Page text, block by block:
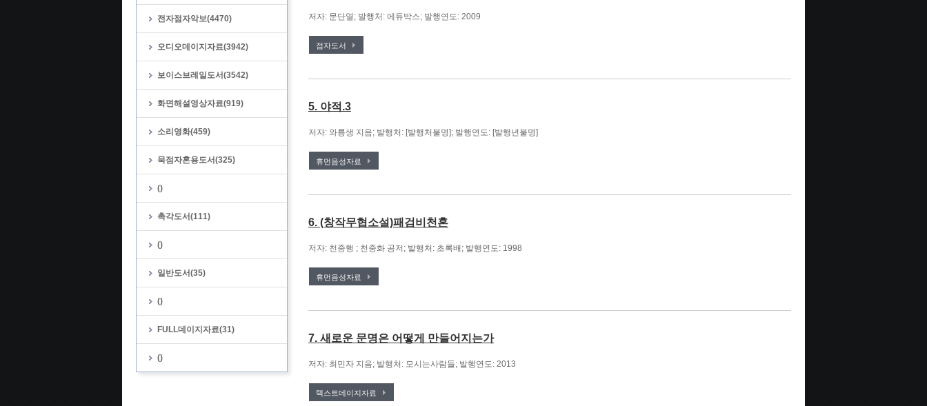
전자점자악보(4470)
오디오데이지자료(3942)
보이스브레일도서(3542)
화면해설영상자료(919)
소리영화(459)
묵점자혼용도서(325)
()
촉각도서(111)
()
일반도서(35)
()
FULL데이지자료(31)
()
저자: 문단열; 발행처: 에듀박스; 발행연도: 2009
점자도서
5. 야적.3
저자: 와룡생 지음; 발행처: [발행처불명]; 발행연도: [발행년불명]
휴먼음성자료
6. (창작무협소설)패검비천혼
저자: 천중행 ; 천중화 공저; 발행처: 초록배; 발행연도: 1998
휴먼음성자료
7. 새로운 문명은 어떻게 만들어지는가
저자: 최민자 지음; 발행처: 모시는사람들; 발행연도: 2013
텍스트데이지자료